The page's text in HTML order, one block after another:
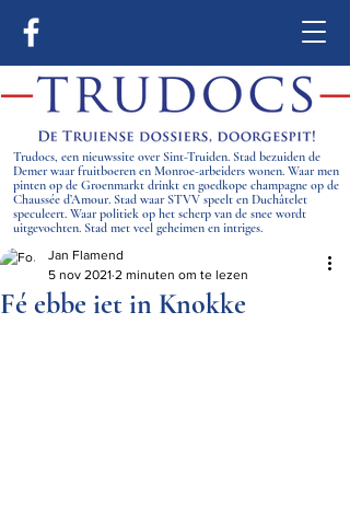
Trudocs, een nieuwssite over Sint-Truiden. Stad bezuiden de
Demer waar fruitboeren en Monroe-arbeiders wonen. Waar men
pinten op de Groenmarkt drinkt en goedkope champagne op de
Chaussée d’Amour. Stad waar STVV speelt en Duchâtelet
speculeert. Waar politiek op het scherp van de snee wordt
uitgevochten. Stad met veel geheimen en intriges.
Fé ebbe iet in Knokke
Jan Flamend
5 nov 2021 2 minuten om te lezen